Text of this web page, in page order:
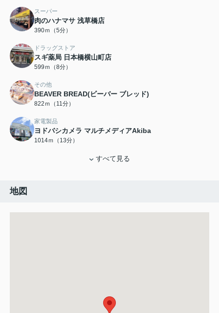
スーパー
肉のハナマサ 浅草橋店
390ｍ（5分）
ドラッグストア
スギ薬局 日本橋横山町店
599ｍ（8分）
その他
BEAVER BREAD(ビーバー ブレッド)
822ｍ（11分）
家電製品
ヨドバシカメラ マルチメディアAkiba
1014ｍ（13分）
すべて見る
地図